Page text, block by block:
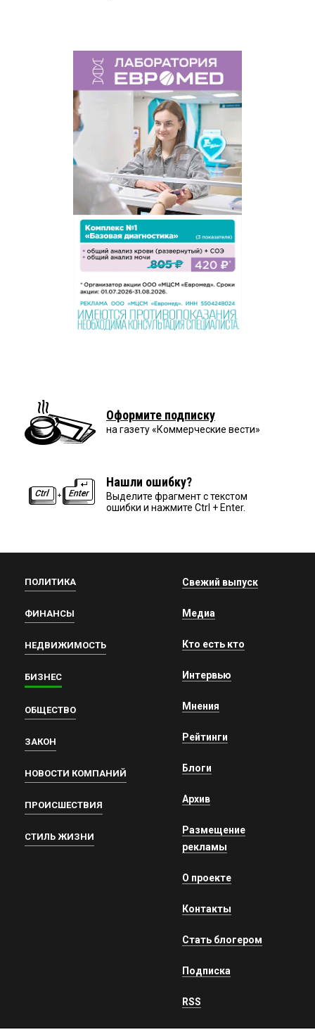
Оформите подписку
на газету «Коммерческие вести»
Нашли ошибку?
Выделите фрагмент с текстом
ошибки и нажмите Ctrl + Enter.
ПОЛИТИКА
ФИНАНСЫ
НЕДВИЖИМОСТЬ
БИЗНЕС
ОБЩЕСТВО
ЗАКОН
НОВОСТИ КОМПАНИЙ
ПРОИСШЕСТВИЯ
СТИЛЬ ЖИЗНИ
Свежий выпуск
Медиа
Кто есть кто
Интервью
Мнения
Рейтинги
Блоги
Архив
Размещение
рекламы
О проекте
Контакты
Стать блогером
Подписка
RSS